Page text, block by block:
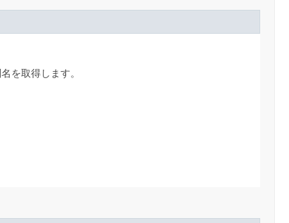
を取得します。